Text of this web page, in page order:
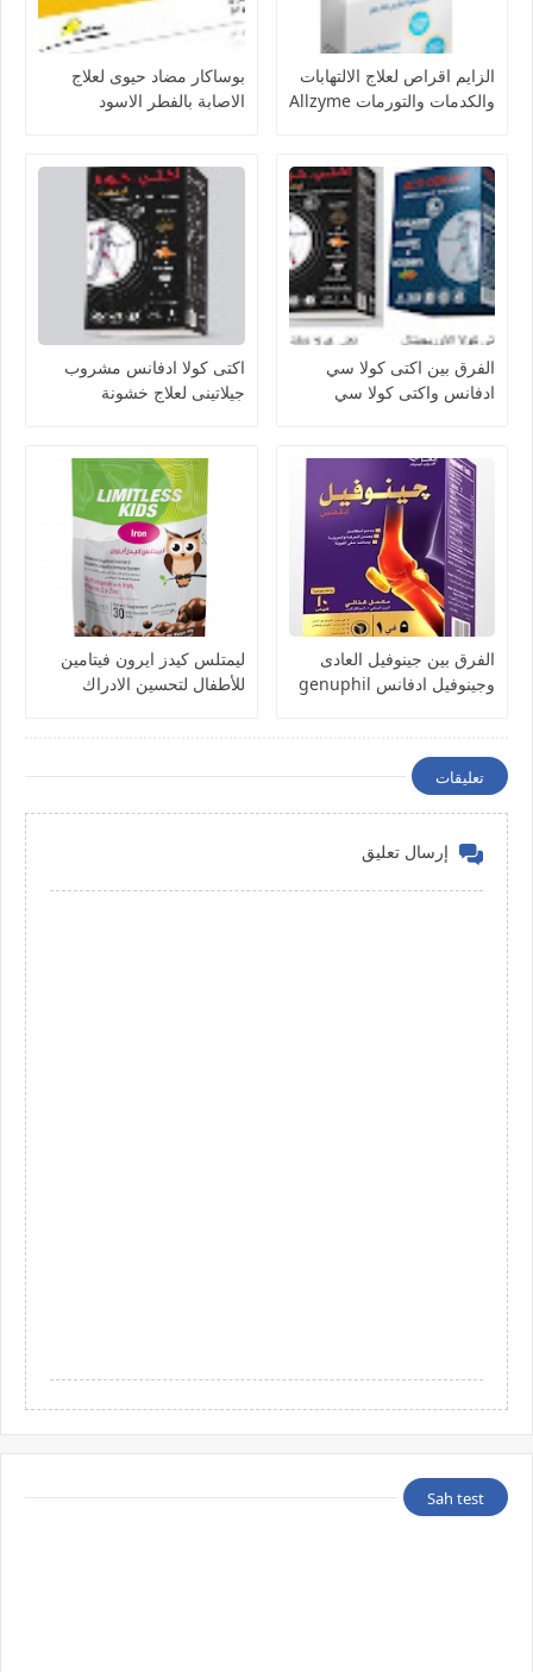
الزايم اقراص لعلاج الالتهابات
والكدمات والتورمات Allzyme
بوساكار مضاد حيوى لعلاج
الاصابة بالفطر الاسود
الفرق بين اكتى كولا سي
ادفانس واكتى كولا سي
اكتى كولا ادفانس مشروب
جيلاتينى لعلاج خشونة
الفرق بين جينوفيل العادى
وجينوفيل ادفانس genuphil
ليمتلس كيدز ايرون فيتامين
للأطفال لتحسين الادراك
تعليقات
إرسال تعليق
Sah test